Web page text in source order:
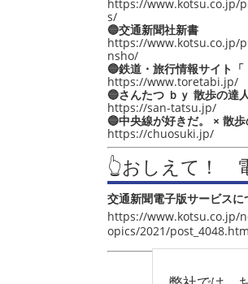
https://www.kotsu.co.jp/
s/
🔵交通新聞社新書
https://www.kotsu.co.jp/
nsho/
🔵鉄道・旅行情報サイト「
https://www.toretabi.jp/
🔵さんたつ ｂｙ 散歩の達
https://san-tatsu.jp/
🔵中央線が好きだ。 × 散歩
https://chuosuki.jp/
👆おしえて！
交通新聞電子版サービスに
https://www.kotsu.co.jp/
opics/2021/